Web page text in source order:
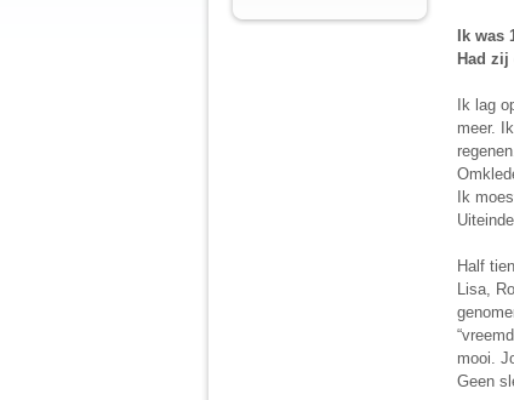
Ik
Had
Ik lag
meer.
Ik
Half
Lisa,
mooi.
Geen